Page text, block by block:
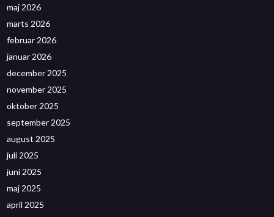
maj 2026
marts 2026
februar 2026
januar 2026
december 2025
november 2025
oktober 2025
september 2025
august 2025
juli 2025
juni 2025
maj 2025
april 2025